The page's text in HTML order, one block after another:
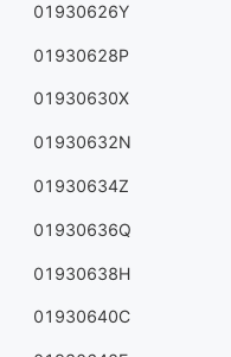
01930626Y
01930628P
01930630X
01930632N
01930634Z
01930636Q
01930638H
01930640C